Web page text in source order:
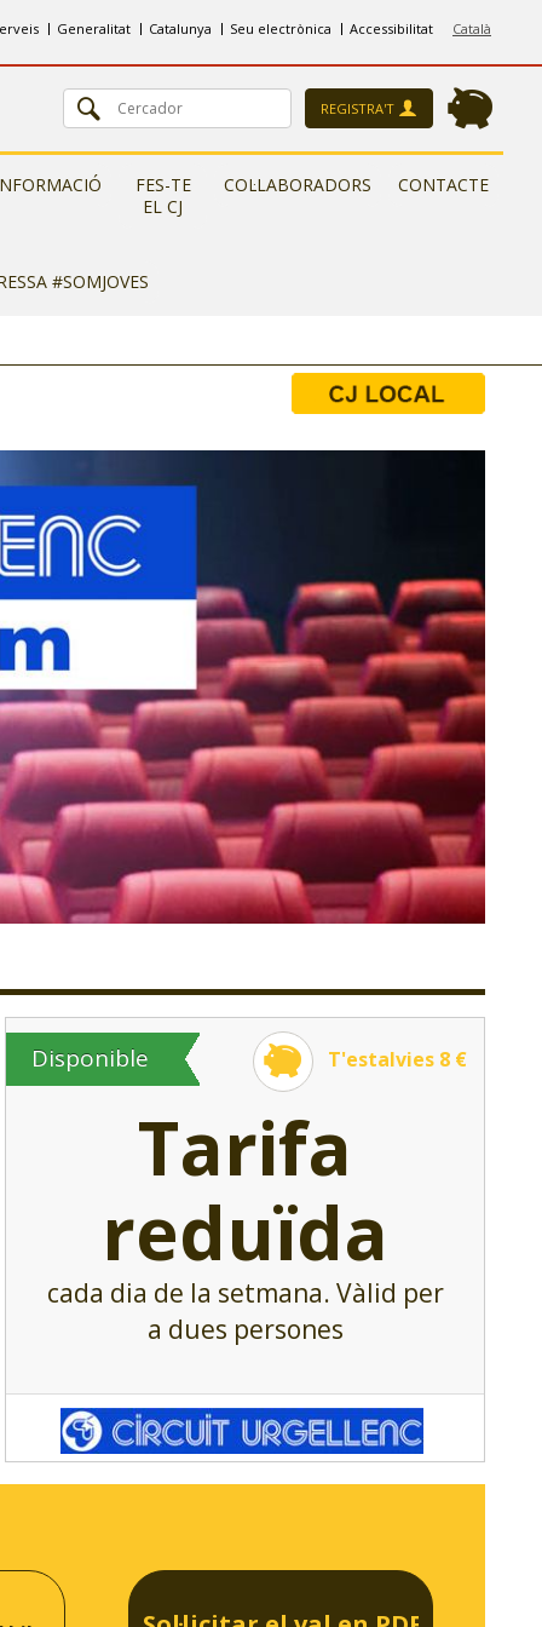
Català
Generalitat Catalunya Seu electrònica Accessibilitat
REGISTRA'T
FES-TE
EL CJ
COL·LABORADORS CONTACTE
#SOMJOVES
Disponible T'estalvies 8 €
Tarifa
reduïda
cada dia de la setmana. Vàlid per
a dues persones